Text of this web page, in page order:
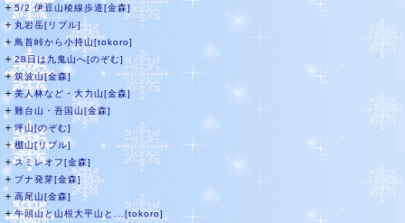
＋5/2 伊豆山稜線歩道[金森]
＋ 丸岩岳[リブル]
＋ 鳥首峠から小持山[tokoro]
＋28日は九鬼山へ[のぞむ]
＋筑波山[金森]
＋美人林など・大力山[金森]
＋ 難台山・吾国山[金森]
＋坪山[のぞむ]
＋棚山[リブル]
＋スミレオフ[金森]
＋ ブナ発芽[金森]
＋ 高尾山[金森]
＋午頭山と山根大平山と...[tokoro]